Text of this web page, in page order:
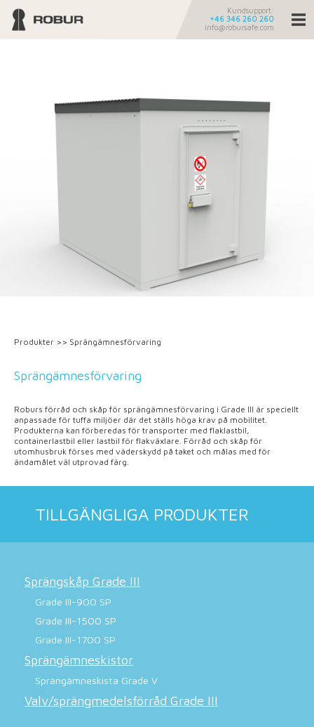
Kundsupport:
+46 346 260 260
info@robursafe.com
Produkter >> Sprängämnesförvaring
Sprängämnesförvaring
Roburs förråd och skåp för sprängämnesförvaring i Grade III är speciellt
anpassade för tuffa miljöer där det ställs höga krav på mobilitet.
Produkterna kan förberedas för transporter med flaklastbil,
containerlastbil eller lastbil för flakväxlare. Förråd och skåp för
utomhusbruk förses med väderskydd på taket och målas med för
ändamålet väl utprovad färg.
TILLGÄNGLIGA PRODUKTER
Sprängskåp Grade III
Grade III-900 SP
Grade III-1500 SP
Grade III-1700 SP
Sprängämneskistor
Sprängämneskista Grade V
Valv/sprängmedelsförråd Grade III